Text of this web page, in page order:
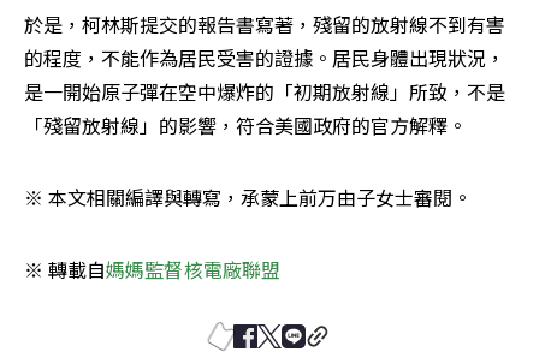
於是，柯林斯提交的報告書寫著，殘留的放射線不到有害
的程度，不能作為居民受害的證據。居民身體出現狀況，
是一開始原子彈在空中爆炸的「初期放射線」所致，不是
「殘留放射線」的影響，符合美國政府的官方解釋。
※ 本文相關編譯與轉寫，承蒙上前万由子女士審閱。
※ 轉載自媽媽監督核電廠聯盟